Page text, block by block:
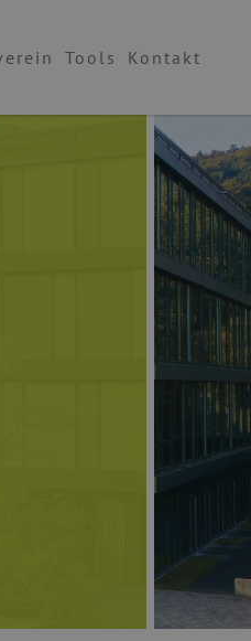
Tools Kontakt